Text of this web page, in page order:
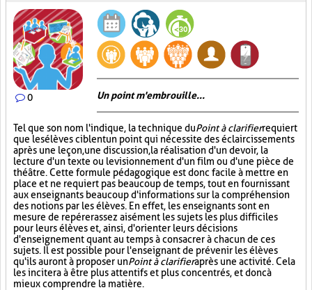
0 Un point m'embrouille...
Tel que son nom l'indique, la technique duPoint à clarifierrequiert
que les élèves ciblent un point qui nécessite des éclaircissements
après une leçon, une discussion, la réalisation d'un devoir, la
lecture d'un texte ou le visionnement d'un film ou d'une pièce de
théâtre. Cette formule pédagogique est donc facile à mettre en
place et ne requiert pas beaucoup de temps, tout en fournissant
aux enseignants beaucoup d'informations sur la compréhension
des notions par les élèves. En effet, les enseignants sont en
mesure de repérer assez aisément les sujets les plus difficiles
pour leurs élèves et, ainsi, d'orienter leurs décisions
d'enseignement quant au temps à consacrer à chacun de ces
sujets. Il est possible pour l'enseignant de prévenir les élèves
qu'ils auront à proposer unPoint à clarifieraprès une activité. Cela
les incitera à être plus attentifs et plus concentrés, et donc à
mieux comprendre la matière.